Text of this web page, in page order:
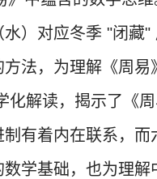
）对应冬季 "闭藏
法，为理解《周
化解读，揭示了《
有着内在联系，
学基础，也为理